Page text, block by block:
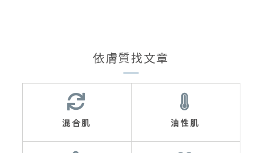
依膚質找文章
混合肌 油性肌